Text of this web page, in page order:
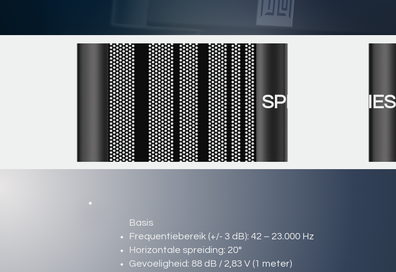
SPECIFICATIES
Basis
Frequentiebereik (+/- 3 dB): 42 – 23.000 Hz
Horizontale spreiding: 20°
Gevoeligheid: 88 dB / 2,83 V (1 meter)